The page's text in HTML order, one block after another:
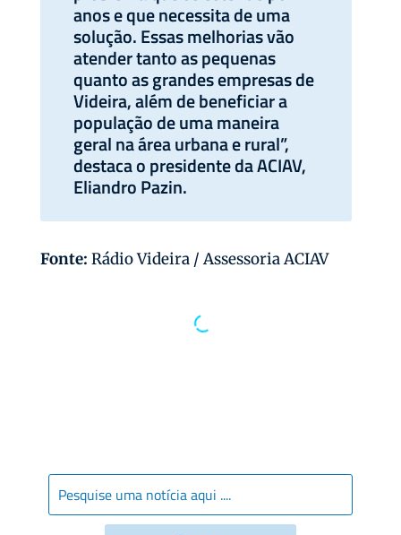
anos e que necessita de uma
solução. Essas melhorias vão
atender tanto as pequenas
quanto as grandes empresas de
Videira, além de beneficiar a
população de uma maneira
geral na área urbana e rural”,
destaca o presidente da ACIAV,
Eliandro Pazin.
Fonte: Rádio Videira / Assessoria ACIAV